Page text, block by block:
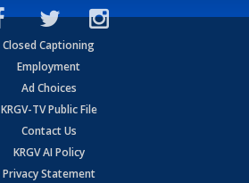
Closed Captioning
Employment
Ad Choices
KRGV-TV Public File
Contact Us
KRGV AI Policy
Privacy Statement